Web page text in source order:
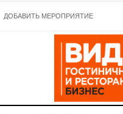
ДОБАВИТЬ МЕРОПРИЯТИЕ